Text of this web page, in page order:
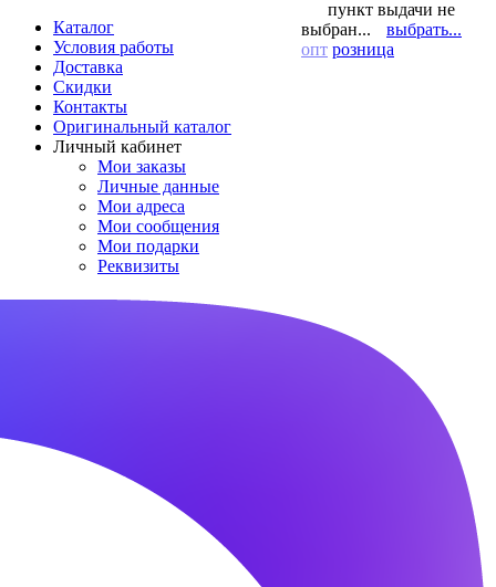
Каталог
Условия работы
Доставка
Скидки
Контакты
Оригинальный каталог
Личный кабинет
Мои заказы
Личные данные
Мои адреса
Мои сообщения
Мои подарки
Реквизиты
пункт выдачи не
выбран...
выбрать...
опт розница